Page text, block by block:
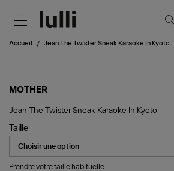
Accueil Jean The Twister Sneak Karaoke In Kyoto
MOTHER
Jean
Twister
Sneak
Karaoke
In
Kyoto
Jean The Twister Sneak Karaoke In Kyoto
Taille
Prendre votre taille habituelle.